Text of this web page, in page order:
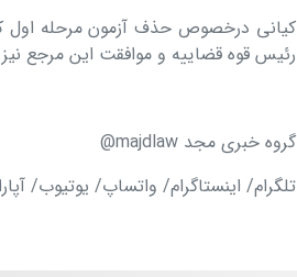
کیانی درخصوص حذف آزمون مرحله اول
رئیس قوه قضاییه و موافقت این مرجع
گروه خبری مجد majdlaw@
تلگرام/ اینستاگرام/ واتساپ/ یوتیوب/